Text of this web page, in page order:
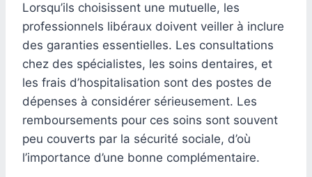
Lorsqu’ils choisissent une mutuelle, les
professionnels libéraux doivent veiller à inclure
des garanties essentielles. Les consultations
chez des spécialistes, les soins dentaires, et
les frais d’hospitalisation sont des postes de
dépenses à considérer sérieusement. Les
remboursements pour ces soins sont souvent
peu couverts par la sécurité sociale, d’où
l’importance d’une bonne complémentaire.